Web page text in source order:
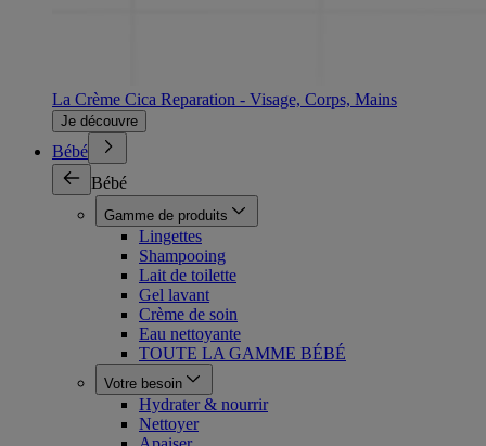
La Crème Cica Reparation - Visage, Corps, Mains
Je découvre
Bébé
Bébé
Gamme de produits
Lingettes
Shampooing
Lait de toilette
Gel lavant
Crème de soin
Eau nettoyante
TOUTE LA GAMME BÉBÉ
Votre besoin
Hydrater & nourrir
Nettoyer